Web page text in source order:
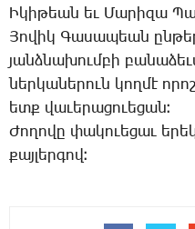
Ի­կի­թեան եւ ­Մա­րի­զա
­Յո­վիկ ­Գա­սա­պեան
յանձնա­խում­բի
ներ­կա­նե­րուն կող­մէ
ետք վա­ւե­րա­ցո­ւե­ցան։
­Ժո­ղո­վը փա­կո­ւե­ցաւ
քայ­լեր­գով։